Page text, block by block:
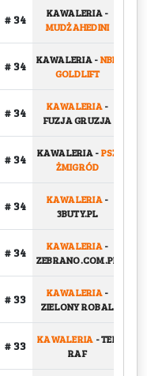
# 34 KAWALERIA-
MUDŻAHEDINI
# 34 KAWALERIA-NBK
GOLDLIFT
# 34 KAWALERIA-
FUZJA GRUZJA
# 34 KAWALERIA-PSŻ
ŻMIGRÓD
# 34 KAWALERIA-
3BUTY.PL
# 34 KAWALERIA-
ZEBRANO.COM.PL
# 33 KAWALERIA-
ZIELONY ROBAL
# 33 KAWALERIA -TEL
RAF